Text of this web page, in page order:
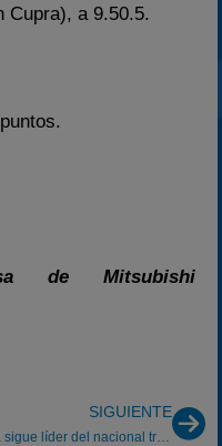
Cupra), a 9.50.5.
de Mitsubishi
SIGUIENTE
Solà sigue líder del nacional tras el Rally Ferrol